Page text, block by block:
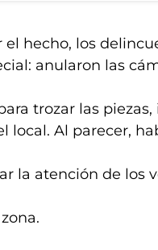
el hecho, los
anularon las
trozar las
local. Al parecer,
la atención de los